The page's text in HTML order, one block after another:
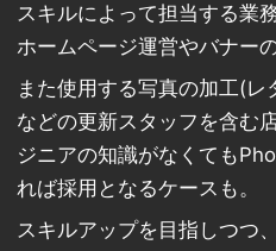
スキルによって担当する業
ホームページ運営やバナー
また使用する写真の加工(
などの更新スタッフを含む
ジニアの知識がなくても
れば採用となるケースも。
スキルアップを目指しつつ